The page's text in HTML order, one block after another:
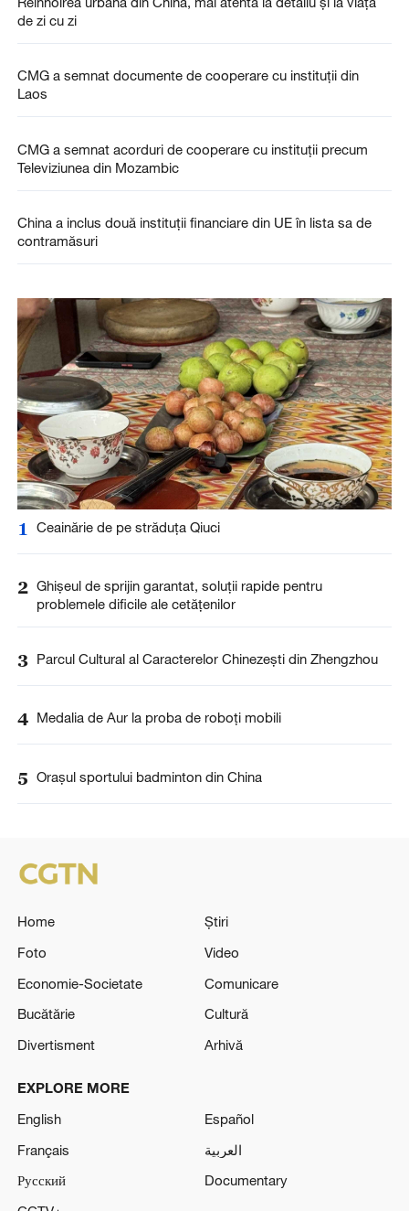
de zi cu zi
CMG a semnat documente de cooperare cu instituții din
Laos
CMG a semnat acorduri de cooperare cu instituții precum
Televiziunea din Mozambic
China a inclus două instituții financiare din UE în lista sa de
contramăsuri
1 Ceainărie de pe străduța Qiuci
2 Ghișeul de sprijin garantat, soluții rapide pentru
problemele dificile ale cetățenilor
3 Parcul Cultural al Caracterelor Chinezești din Zhengzhou
4 Medalia de Aur la proba de roboți mobili
5 Orașul sportului badminton din China
Home
Știri
Foto
Video
Economie-Societate
Comunicare
Bucătărie
Cultură
Divertisment
Arhivă
EXPLORE MORE
English
Español
Français
العربية
Русский
Documentary